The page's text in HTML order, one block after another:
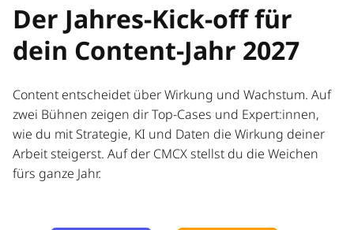
Der Jahres-Kick-off für
dein Content-Jahr 2027
Content entscheidet über Wirkung und Wachstum. Auf
zwei Bühnen zeigen dir Top-Cases und Expert:innen,
wie du mit Strategie, KI und Daten die Wirkung deiner
Arbeit steigerst. Auf der CMCX stellst du die Weichen
fürs ganze Jahr.